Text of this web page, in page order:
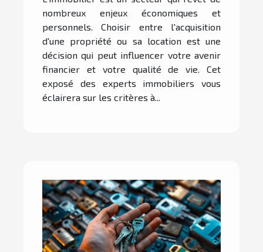
nombreux enjeux économiques et
personnels. Choisir entre l'acquisition
d'une propriété ou sa location est une
décision qui peut influencer votre avenir
financier et votre qualité de vie. Cet
exposé des experts immobiliers vous
éclairera sur les critères à...